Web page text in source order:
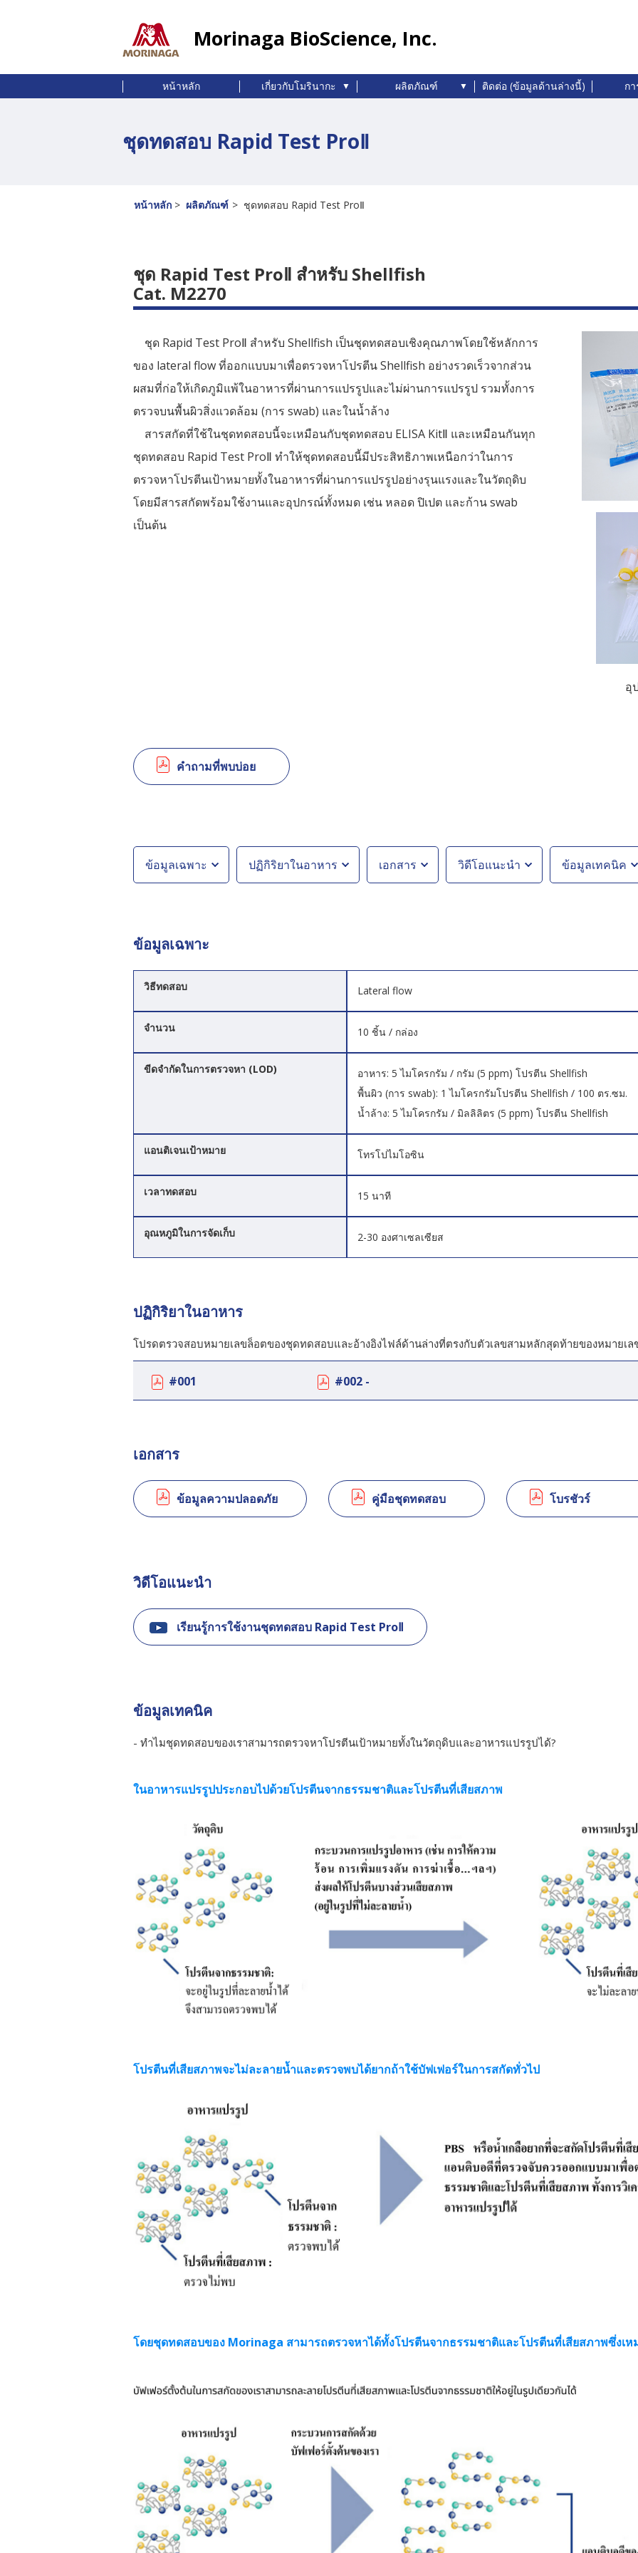
Morinaga BioScience, Inc.
หน้าหลัก เกี่ยวกับโมรินากะ ผลิตภัณฑ์ ติดต่อ (ข้อมูลด้านล่างนี้) ก
ชุดทดสอบ Rapid Test ProⅡ
หน้าหลัก ผลิตภัณฑ์ ชุดทดสอบ Rapid Test ProⅡ
ชุด Rapid Test ProⅡ สำหรับ Shellfish
Cat. M2270
ชุด Rapid Test ProⅡ สำหรับ Shellfish เป็นชุดทดสอบเชิงคุณภาพโดยใช้หลักการ
ของ lateral flow ที่ออกแบบมาเพื่อตรวจหาโปรตีน Shellfish อย่างรวดเร็วจากส่วน
ผสมที่ก่อให้เกิดภูมิแพ้ในอาหารที่ผ่านการแปรรูปและไม่ผ่านการแปรรูป รวมทั้งการ
ตรวจบนพื้นผิวสิ่งแวดล้อม (การ swab) และในน้ำล้าง
สารสกัดที่ใช้ในชุดทดสอบนี้จะเหมือนกับชุดทดสอบ ELISA KitⅡ และเหมือนกันทุก
ชุดทดสอบ Rapid Test ProⅡ ทำให้ชุดทดสอบนี้มีประสิทธิภาพเหนือกว่าในการ
ตรวจหาโปรตีนเป้าหมายทั้งในอาหารที่ผ่านการแปรรูปอย่างรุนแรงและในวัตถุดิบ
โดยมีสารสกัดพร้อมใช้งานและอุปกรณ์ทั้งหมด เช่น หลอด ปิเปต และก้าน swab
เป็นต้น
อุ
คำถามที่พบบ่อย
ข้อมูลเฉพาะ ปฏิกิริยาในอาหาร เอกสาร วิดีโอแนะนำ ข้อมูลเทคนิค
ข้อมูลเฉพาะ
วิธีทดสอบ Lateral flow
จำนวน 10 ชิ้น / กล่อง
ขีดจำกัดในการตรวจหา (LOD)
อาหาร: 5 ไมโครกรัม / กรัม (5 ppm) โปรตีน Shellfish
พื้นผิว (การ swab): 1 ไมโครกรัมโปรตีน Shellfish / 100 ตร.ซม.
น้ำล้าง: 5 ไมโครกรัม / มิลลิลิตร (5 ppm) โปรตีน Shellfish
แอนติเจนเป้าหมาย โทรโปไมโอซิน
เวลาทดสอบ 15 นาที
อุณหภูมิในการจัดเก็บ 2-30 องศาเซลเซียส
ปฏิกิริยาในอาหาร
โปรดตรวจสอบหมายเลขล็อตของชุดทดสอบและอ้างอิงไฟล์ด้านล่างที่ตรงกับตัวเลขสามหลักสุดท้ายของหมายเล
#001 #002 -
เอกสาร
ข้อมูลความปลอดภัย คู่มือชุดทดสอบ โบรชัวร์
วิดีโอแนะนำ
เรียนรู้การใช้งานชุดทดสอบ Rapid Test ProⅡ
ข้อมูลเทคนิค
- ทำไมชุดทดสอบของเราสามารถตรวจหาโปรตีนเป้าหมายทั้งในวัตถุดิบและอาหารแปรรูปได้?
ในอาหารแปรรูปประกอบไปด้วยโปรตีนจากธรรมชาติและโปรตีนที่เสียสภาพ
โปรตีนที่เสียสภาพจะไม่ละลายน้ำและตรวจพบได้ยากถ้าใช้บัฟเฟอร์ในการสกัดทั่วไป
โดยชุดทดสอบของ Morinaga สามารถตรวจหาได้ทั้งโปรตีนจากธรรมชาติและโปรตีนที่เสียสภาพซึ่งเ